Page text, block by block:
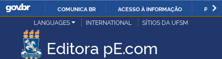
IR
O
COMUNICA BR ACESSO À INFORMAÇÃO
Ministério da Justiça e Segurança Pública
LANGUAGES INTERNATIONAL SÍTIOS DA UFSM
Editora pE.com